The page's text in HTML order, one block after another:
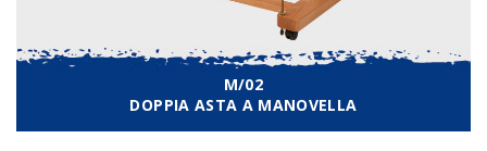
M/02
DOPPIA ASTA A MANOVELLA